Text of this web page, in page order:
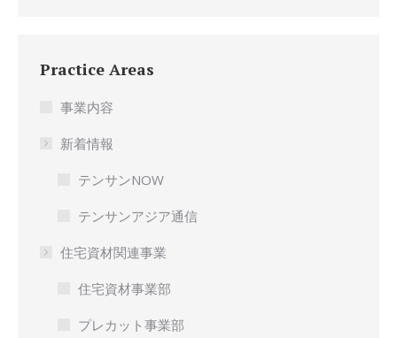
Practice Areas
事業内容
新着情報
テンサンNOW
テンサンアジア通信
住宅資材関連事業
住宅資材事業部
プレカット事業部